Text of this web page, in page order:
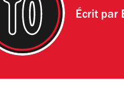
Écrit par